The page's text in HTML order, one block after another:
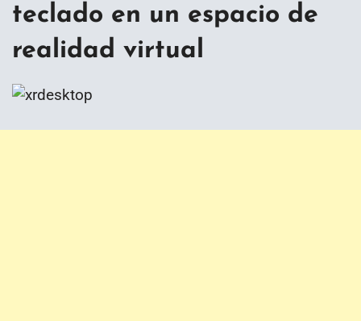
teclado en un espacio de
realidad virtual